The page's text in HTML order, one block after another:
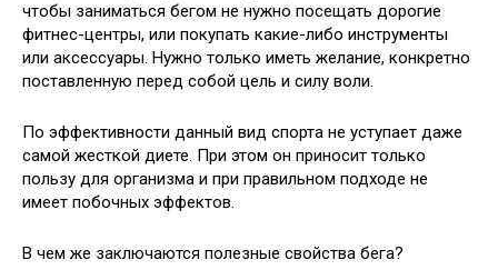
чтобы заниматься бегом не нужно посещать дорогие
фитнес-центры, или покупать какие-либо инструменты
или аксессуары. Нужно только иметь желание, конкретно
поставленную перед собой цель и силу воли.
По эффективности данный вид спорта не уступает даже
самой жесткой диете. При этом он приносит только
пользу для организма и при правильном подходе не
имеет побочных эффектов.
В чем же заключаются полезные свойства бега?